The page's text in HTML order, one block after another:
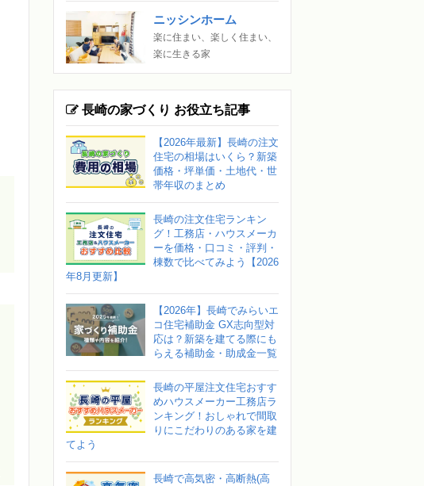
ニッシンホーム
楽に住まい、楽しく住まい、
楽に生きる家
長崎の家づくり お役立ち記事
【2026年最新】長崎の注文
住宅の相場はいくら？新築
価格・坪単価・土地代・世
帯年収のまとめ
長崎の注文住宅ランキン
グ！工務店・ハウスメーカ
ーを価格・口コミ・評判・
棟数で比べてみよう【2026
年8月更新】
【2026年】長崎でみらいエ
コ住宅補助金 GX志向型対
応は？新築を建てる際にも
らえる補助金・助成金一覧
長崎の平屋注文住宅おすす
めハウスメーカー工務店ラ
ンキング！おしゃれで間取
りにこだわりのある家を建
てよう
長崎で高気密・高断熱(高